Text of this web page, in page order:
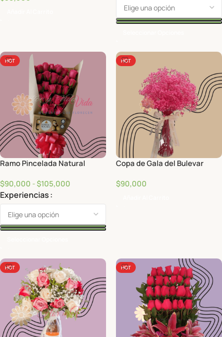
HOT
Ramo Pincelada Natural
$90,000 -$105,000
Experiencias
HOT
Copa de Gala del Bulevar
$90,000
HOT HOT